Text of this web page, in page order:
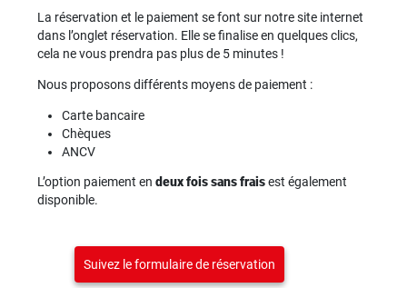
La réservation et le paiement se font sur notre site internet
dans l’onglet réservation. Elle se finalise en quelques clics,
cela ne vous prendra pas plus de 5 minutes !
Nous proposons différents moyens de paiement :
Carte bancaire
Chèques
ANCV
L’option paiement en deux fois sans fraisest également
disponible.
Suivez le formulaire de réservation